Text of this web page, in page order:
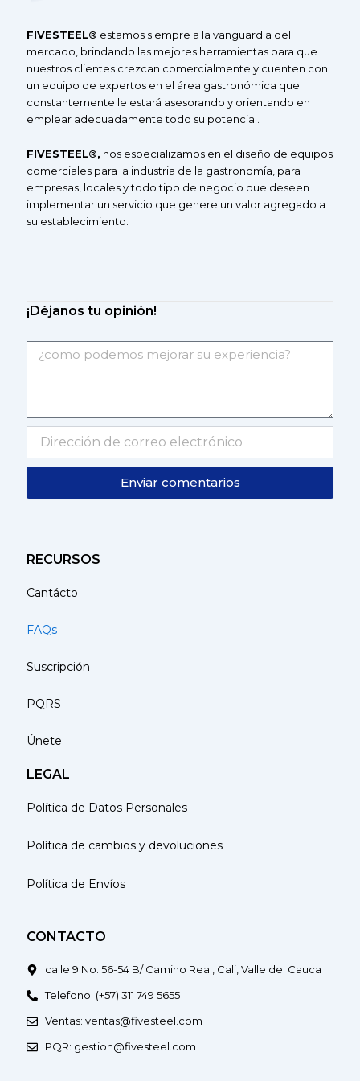
FIVESTEEL® estamos siempre a la vanguardia del
mercado, brindando las mejores herramientas para que
nuestros clientes crezcan comercialmente y cuenten con
un equipo de expertos en el área gastronómica que
constantemente le estará asesorando y orientando en
emplear adecuadamente todo su potencial.
FIVESTEEL®, nos especializamos en el diseño de equipos
comerciales para la industria de la gastronomía, para
empresas, locales y todo tipo de negocio que deseen
implementar un servicio que genere un valor agregado a
su establecimiento.
¡Déjanos tu opinión!
Enviar comentarios
RECURSOS
Cantácto
FAQs
Suscripción
PQRS
Únete
LEGAL
Política de Datos Personales
Política de cambios y devoluciones
Política de Envíos
CONTACTO
calle 9 No. 56-54 B/ Camino Real, Cali, Valle del Cauca
Telefono: (+57) 311 749 5655
Ventas: ventas@fivesteel.com
PQR: gestion@fivesteel.com